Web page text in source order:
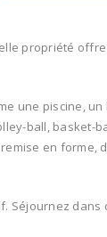
propriété
une piscine,
ball, basket-
en forme,
Séjournez dans